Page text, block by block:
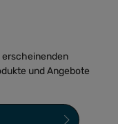
erscheinenden
und Angebote